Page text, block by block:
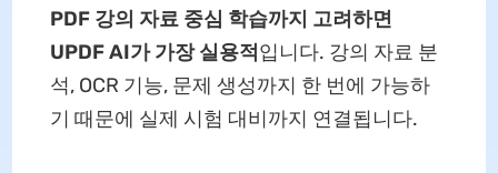
PDF 강의 자료 중심 학습까지 고려하면
UPDF AI가 가장 실용적 입니다. 강의 자료 분
석, OCR 기능, 문제 생성까지 한 번에 가능하
기 때문에 실제 시험 대비까지 연결됩니다.